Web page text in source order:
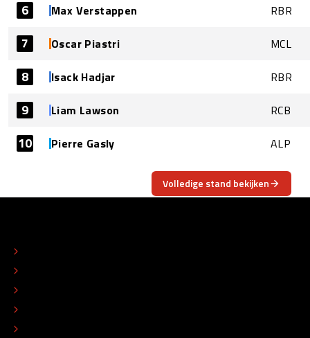
6 Max Verstappen RBR
7 Oscar Piastri MCL
8 Isack Hadjar RBR
9 Liam Lawson RCB
10 Pierre Gasly ALP
Volledige stand bekijken